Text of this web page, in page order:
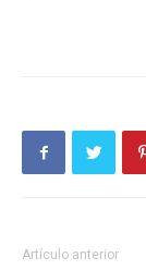
Artículo anterior